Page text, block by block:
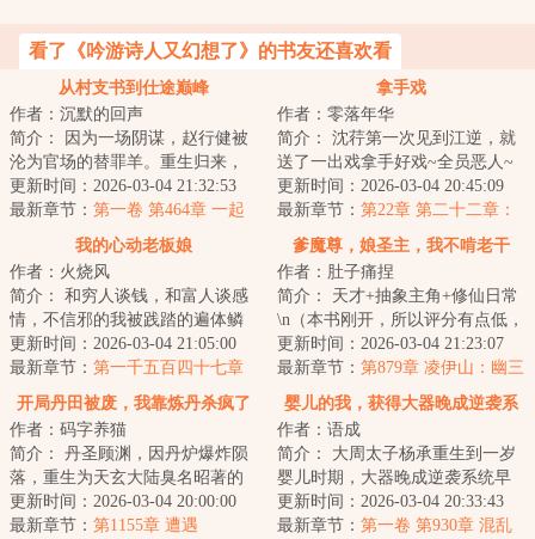
看了《吟游诗人又幻想了》的书友还喜欢看
从村支书到仕途巅峰
作者：沉默的回声
简介： 因为一场阴谋，赵行健被
沦为官场的替罪羊。重生归来，
凭借他超前认知，什么官商勾
结、尔虞...
更新时间：2026-03-04 21:32:53
最新章节： 第一卷 第464章 一起
拿手戏
作者：零落年华
简介： 沈荇第一次见到江逆，就
送了一出戏拿手好戏~全员恶人~
暗黑系，有阴谋，女主稳准狠，
男主...
更新时间：2026-03-04 20:45:09
最新章节： 第22章 第二十二章：
我的心动老板娘
作者：火烧风
简介： 和穷人谈钱，和富人谈感
情，不信邪的我被践踏的遍体鳞
伤...直到老板娘出现，我才发现
我...
更新时间：2026-03-04 21:05:00
最新章节： 第一千五百四十七章
意外
爹魔尊，娘圣主，我不啃老干
嘛？
作者：肚子痛捏
简介： 天才+抽象主角+修仙日常
\n（本书刚开，所以评分有点低，
以后会涨的，不要走啊）\n龙...
更新时间：2026-03-04 21:23:07
最新章节： 第879章 凌伊山：幽三
雷，让你看看我的成长！
开局丹田被废，我靠炼丹杀疯了
作者：码字养猫
简介： 丹圣顾渊，因丹炉爆炸陨
落，重生为天玄大陆臭名昭著的
纨绔少爷。丹田被废，家族倾
颓，强敌...
更新时间：2026-03-04 20:00:00
最新章节： 第1155章 遭遇
婴儿的我，获得大器晚成逆袭系
作者：语成
简介： 大周太子杨承重生到一岁
婴儿时期，大器晚成逆袭系统早
到了五百年。
更新时间：2026-03-04 20:33:43
最新章节： 第一卷 第930章 混乱